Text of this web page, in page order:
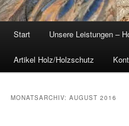
Start Unsere Leistungen –
Artikel Holz/Holzschutz
MONATSARCHIV: AUGUST 2016